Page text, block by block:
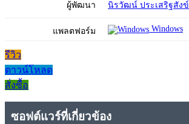
ผู้พัฒนา นิรวัฒน์ ประเสริฐสังข์
แพลตฟอร์ม Windows
รีวิว
ดาวน์โหลด
สั่งซื้อ
ซอฟต์แวร์ที่เกี่ยวข้อง